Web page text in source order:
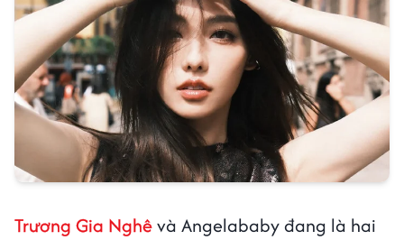
Trương Gia Nghêvà Angelababy đang là hai